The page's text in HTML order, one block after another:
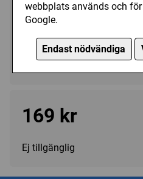
webbplats används och
Google.
Endast nödvändiga
Art.nr.:EG6000-0322
Antal Bitar/1000 - 1499
169 kr
Ej tillgänglig